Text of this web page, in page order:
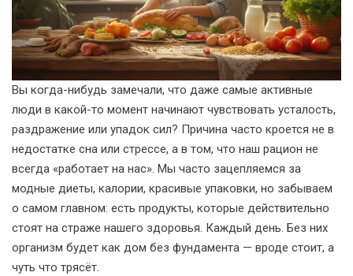
Вы когда-нибудь замечали, что даже самые активные
люди в какой-то момент начинают чувствовать усталость,
раздражение или упадок сил? Причина часто кроется не в
недостатке сна или стрессе, а в том, что наш рацион не
всегда «работает на нас». Мы часто зацепляемся за
модные диеты, калории, красивые упаковки, но забываем
о самом главном: есть продукты, которые действительно
стоят на страже нашего здоровья. Каждый день. Без них
организм будет как дом без фундамента — вроде стоит, а
чуть что трясёт.